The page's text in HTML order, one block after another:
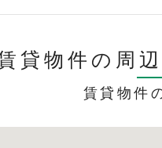
貸物件の周辺
賃貸物件